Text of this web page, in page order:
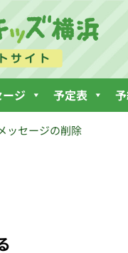
ジ 予定表
ッセージの削除